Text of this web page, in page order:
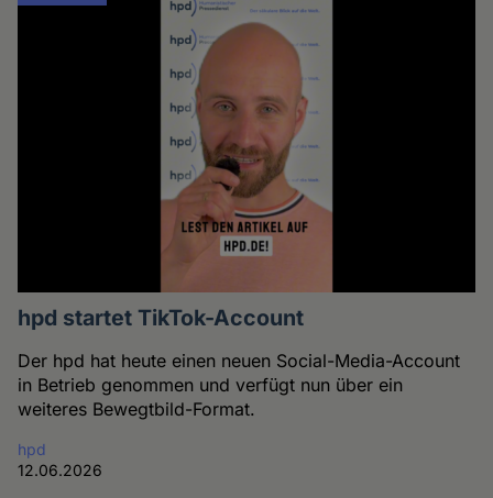
hpd startet TikTok-Account
Der hpd hat heute einen neuen Social-Media-Account
in Betrieb genommen und verfügt nun über ein
weiteres Bewegtbild-Format.
hpd
12.06.2026